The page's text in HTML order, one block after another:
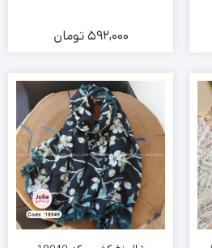
592,000تومان